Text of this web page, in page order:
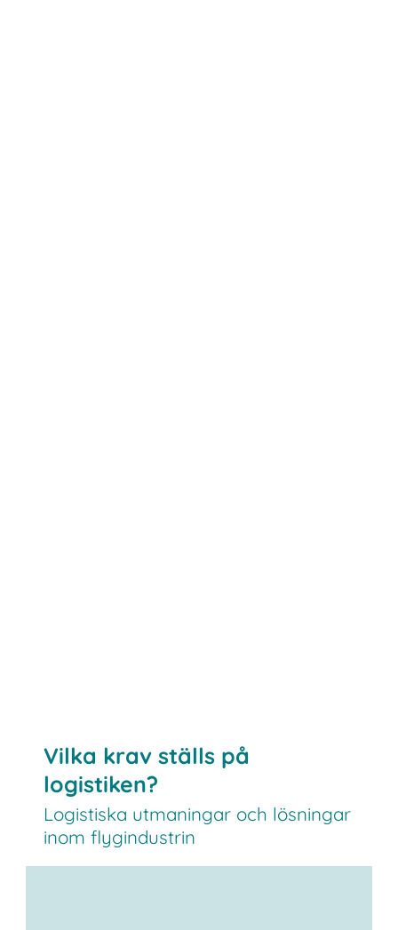
Vilka krav ställs på
logistiken?
Logistiska utmaningar och lösningar
inom flygindustrin